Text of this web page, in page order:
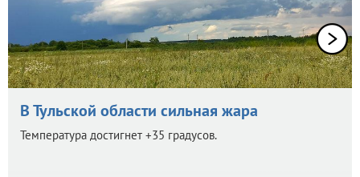
В Тульской области сильная жара
Температура достигнет +35 градусов.